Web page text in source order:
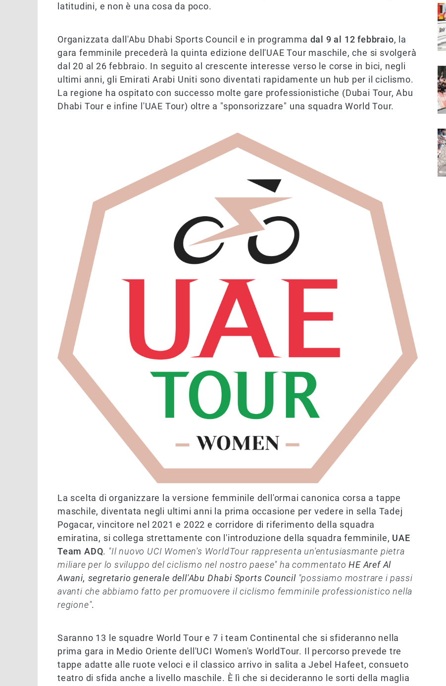
latitudini, e non è una cosa da poco.
Organizzata dall'Abu Dhabi Sports Council e in programma dal 9 al 12 febbraio, la
gara femminile precederà la quinta edizione dell'UAE Tour maschile, che si svolgerà
dal 20 al 26 febbraio. In seguito al crescente interesse verso le corse in bici, negli
ultimi anni, gli Emirati Arabi Uniti sono diventati rapidamente un hub per il ciclismo.
La regione ha ospitato con successo molte gare professionistiche (Dubai Tour, Abu
Dhabi Tour e infine l'UAE Tour) oltre a "sponsorizzare" una squadra World Tour.
La scelta di organizzare la versione femminile dell'ormai canonica corsa a tappe
maschile, diventata negli ultimi anni la prima occasione per vedere in sella Tadej
Pogacar, vincitore nel 2021 e 2022 e corridore di riferimento della squadra
emiratina, si collega strettamente con l'introduzione della squadra femminile, UAE
Team ADQ. "Il nuovo UCI Women's WorldTour rappresenta un'entusiasmante pietra
miliare per lo sviluppo del ciclismo nel nostro paese" ha commentatoHE Aref Al
Awani, segretario generale dell'Abu Dhabi Sports Council"possiamo mostrare i passi
avanti che abbiamo fatto per promuovere il ciclismo femminile professionistico nella
regione".
Saranno 13 le squadre World Tour e 7 i team Continental che si sfideranno nella
prima gara in Medio Oriente dell'UCI Women's WorldTour. Il percorso prevede tre
tappe adatte alle ruote veloci e il classico arrivo in salita a Jebel Hafeet, consueto
teatro di sfida anche a livello maschile. È lì che si decideranno le sorti della maglia